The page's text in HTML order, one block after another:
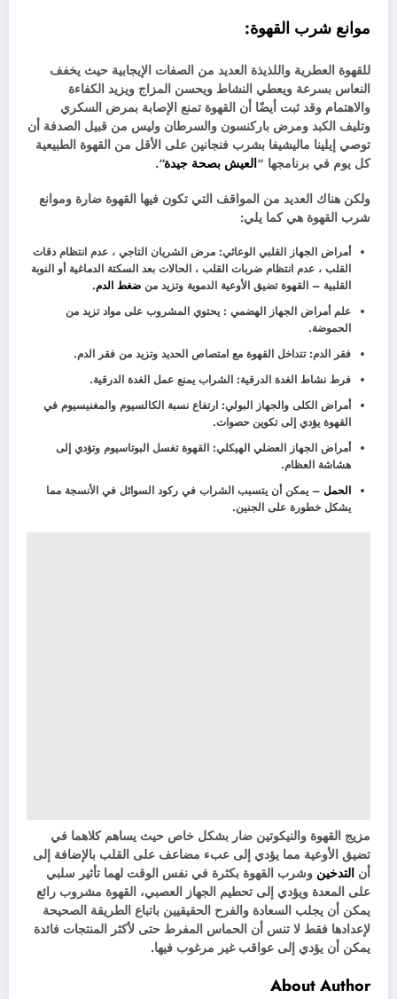
موانع شرب القهوة:
للقهوة العطرية واللذيذة العديد من الصفات الإيجابية حيث يخفف
النعاس بسرعة ويعطي النشاط ويحسن المزاج ويزيد الكفاءة
والاهتمام وقد ثبت أيضًا أن القهوة تمنع الإصابة بمرض السكري
وتليف الكبد ومرض باركنسون والسرطان وليس من قبيل الصدفة أن
توصي إيلينا ماليشيفا بشرب فنجانين على الأقل من القهوة الطبيعية
كل يوم في برنامجها “العيش بصحة جيدة“.
ولكن هناك العديد من المواقف التي تكون فيها القهوة ضارة وموانع
شرب القهوة هي كما يلي:
أمراض الجهاز القلبي الوعائي: مرض الشريان التاجي ، عدم انتظام دقات
القلب ، عدم انتظام ضربات القلب ، الحالات بعد السكتة الدماغية أو النوبة
القلبية – القهوة تضيق الأوعية الدموية وتزيد من ضغط الدم.
علم أمراض الجهاز الهضمي : يحتوي المشروب على مواد تزيد من
الحموضة.
فقر الدم: تتداخل القهوة مع امتصاص الحديد وتزيد من فقر الدم.
فرط نشاط الغدة الدرقية: الشراب يمنع عمل الغدة الدرقية.
أمراض الكلى والجهاز البولي: ارتفاع نسبة الكالسيوم والمغنيسيوم في
القهوة يؤدي إلى تكوين حصوات.
أمراض الجهاز العضلي الهيكلي: القهوة تغسل البوتاسيوم وتؤدي إلى
هشاشة العظام.
الحمل – يمكن أن يتسبب الشراب في ركود السوائل في الأنسجة مما
يشكل خطورة على الجنين.
مزيج القهوة والنيكوتين ضار بشكل خاص حيث يساهم كلاهما في
تضيق الأوعية مما يؤدي إلى عبء مضاعف على القلب بالإضافة إلى
أن التدخين وشرب القهوة بكثرة في نفس الوقت لهما تأثير سلبي
على المعدة ويؤدي إلى تحطيم الجهاز العصبي، القهوة مشروب رائع
يمكن أن يجلب السعادة والفرح الحقيقيين باتباع الطريقة الصحيحة
لإعدادها فقط لا تنس أن الحماس المفرط حتى لأكثر المنتجات فائدة
يمكن أن يؤدي إلى عواقب غير مرغوب فيها.
About Author